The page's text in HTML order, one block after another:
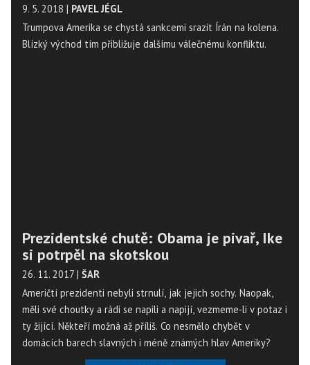
9. 5. 2018 | PAVEL JÉGL
Trumpova Amerika se chystá sankcemi srazit Írán na kolena.
Blízký východ tím přibližuje dalšímu válečnému konfliktu.
Prezidentské chutě: Obama je pivař, Ike
si potrpěl na skotskou
26. 11. 2017 | ŠAR
Američtí prezidenti nebyli strnulí, jak jejich sochy. Naopak,
měli své choutky a rádi se napili a napijí, vezmeme-li v potaz i
ty žijící. Někteří možná až příliš. Co nesmělo chybět v
domácích barech slavných i méně známých hlav Ameriky?